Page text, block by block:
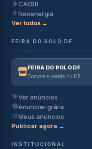
CAESB
Neoenergia
Ver todos →
FEIRA DO ROLO DF
FEIRA DO ROLO DF
Compre e venda no DF
Ver anúncios
Anunciar grátis
Meus anúncios
Publicar agora →
INSTITUCIONAL